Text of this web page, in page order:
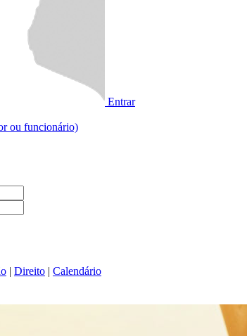
Entrar
ou funcionário)
| Direito | Calendário